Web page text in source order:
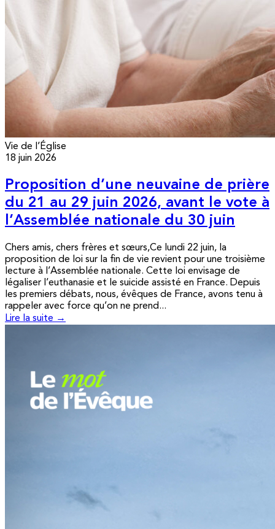
Vie de l’Église
18 juin 2026
Proposition d’une neuvaine de prière
du 21 au 29 juin 2026, avant le vote à
l’Assemblée nationale du 30 juin
Chers amis, chers frères et sœurs,Ce lundi 22 juin, la
proposition de loi sur la fin de vie revient pour une troisième
lecture à l’Assemblée nationale. Cette loi envisage de
légaliser l’euthanasie et le suicide assisté en France. Depuis
les premiers débats, nous, évêques de France, avons tenu à
rappeler avec force qu’on ne prend...
Lire la suite →